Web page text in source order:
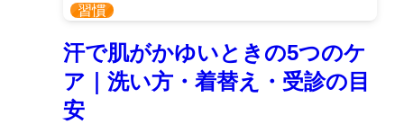
習慣
汗で肌がかゆいときの5つのケ
ア｜洗い方・着替え・受診の目
安